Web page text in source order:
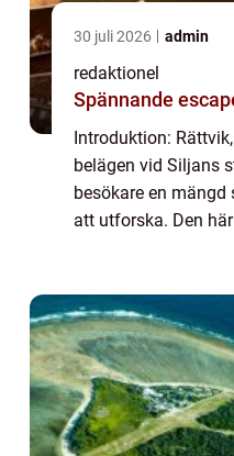
30 juli 2026 admin
redaktionel
Spännande
Introduktion:
belägen vid Siljans
besökare en mängd
att utforska. Den